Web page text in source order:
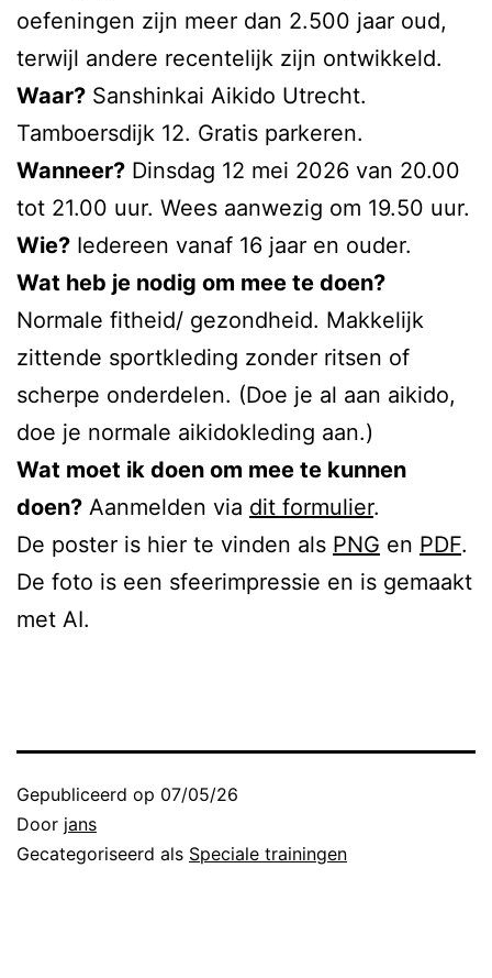
oefeningen zijn meer dan 2.500 jaar oud,
terwijl andere recentelijk zijn ontwikkeld.
Waar? Sanshinkai Aikido Utrecht.
Tamboersdijk 12. Gratis parkeren.
Wanneer? Dinsdag 12 mei 2026 van 20.00
tot 21.00 uur. Wees aanwezig om 19.50 uur.
Wie? Iedereen vanaf 16 jaar en ouder.
Wat heb je nodig om mee te doen?
Normale fitheid/ gezondheid. Makkelijk
zittende sportkleding zonder ritsen of
scherpe onderdelen. (Doe je al aan aikido,
doe je normale aikidokleding aan.)
Wat moet ik doen om mee te kunnen
doen? Aanmelden via dit formulier.
De poster is hier te vinden als PNG en PDF.
De foto is een sfeerimpressie en is gemaakt
met AI.
Gepubliceerd op 07/05/26
Door jans
Gecategoriseerd als Speciale trainingen